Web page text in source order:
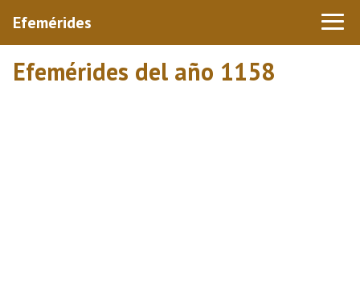
Efemérides
Efemérides del año 1158